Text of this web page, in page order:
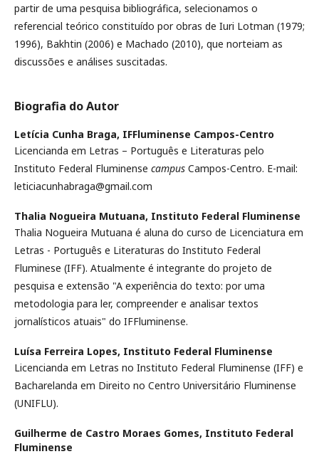
partir de uma pesquisa bibliográfica, selecionamos o
referencial teórico constituído por obras de Iuri Lotman (1979;
1996), Bakhtin (2006) e Machado (2010), que norteiam as
discussões e análises suscitadas.
Biografia do Autor
Letícia Cunha Braga, IFFluminense Campos-Centro
Licencianda em Letras – Português e Literaturas pelo
Instituto Federal Fluminense campus Campos-Centro. E-mail:
leticiacunhabraga@gmail.com
Thalia Nogueira Mutuana, Instituto Federal Fluminense
Thalia Nogueira Mutuana é aluna do curso de Licenciatura em
Letras - Português e Literaturas do Instituto Federal
Fluminese (IFF). Atualmente é integrante do projeto de
pesquisa e extensão "A experiência do texto: por uma
metodologia para ler, compreender e analisar textos
jornalísticos atuais" do IFFluminense.
Luísa Ferreira Lopes, Instituto Federal Fluminense
Licencianda em Letras no Instituto Federal Fluminense (IFF) e
Bacharelanda em Direito no Centro Universitário Fluminense
(UNIFLU).
Guilherme de Castro Moraes Gomes, Instituto Federal
Fluminense